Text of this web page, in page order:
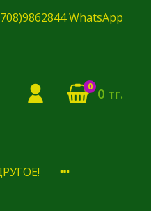
WhatsApp
0 0 тг.